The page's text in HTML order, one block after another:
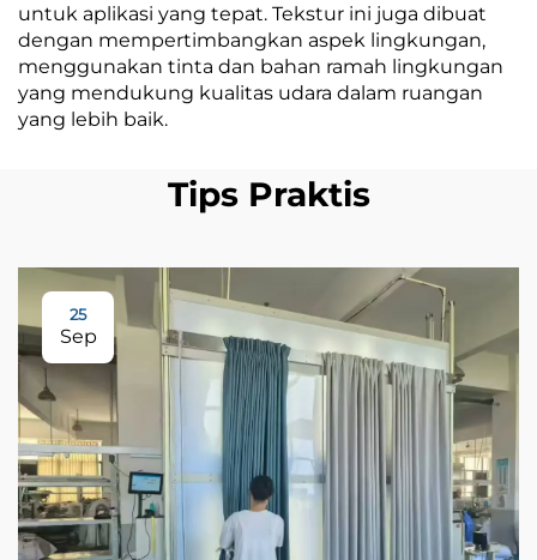
untuk aplikasi yang tepat. Tekstur ini juga dibuat
dengan mempertimbangkan aspek lingkungan,
menggunakan tinta dan bahan ramah lingkungan
yang mendukung kualitas udara dalam ruangan
yang lebih baik.
Tips Praktis
25
Sep